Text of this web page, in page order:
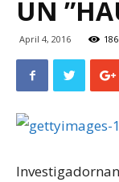
Noticia
UN
April 4, 2016